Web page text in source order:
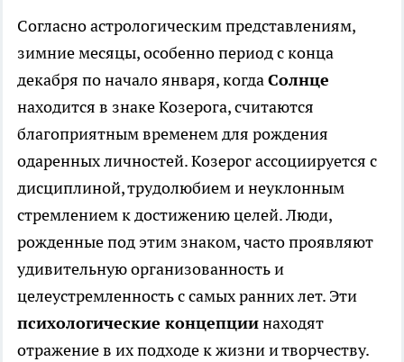
Согласно астрологическим представлениям,
зимние месяцы, особенно период с конца
декабря по начало января, когдаСолнце
находится в знаке Козерога, считаются
благоприятным временем для рождения
одаренных личностей. Козерог ассоциируется с
дисциплиной, трудолюбием и неуклонным
стремлением к достижению целей. Люди,
рожденные под этим знаком, часто проявляют
удивительную организованность и
целеустремленность с самых ранних лет. Эти
психологические концепциинаходят
отражение в их подходе к жизни и творчеству.